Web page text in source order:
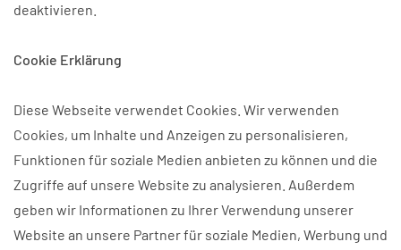
deaktivieren.
Cookie Erklärung
Diese Webseite verwendet Cookies. Wir verwenden
Cookies, um Inhalte und Anzeigen zu personalisieren,
Funktionen für soziale Medien anbieten zu können und die
Zugriffe auf unsere Website zu analysieren. Außerdem
geben wir Informationen zu Ihrer Verwendung unserer
Website an unsere Partner für soziale Medien, Werbung und